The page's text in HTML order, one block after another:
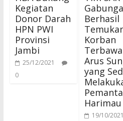
Kegiatan
Donor Darah
HPN PWI
Provinsi
Jambi
25/12/2021
0
Berhasil
Korban
Terbawa
Arus
yang
Harimau
19/10/2021